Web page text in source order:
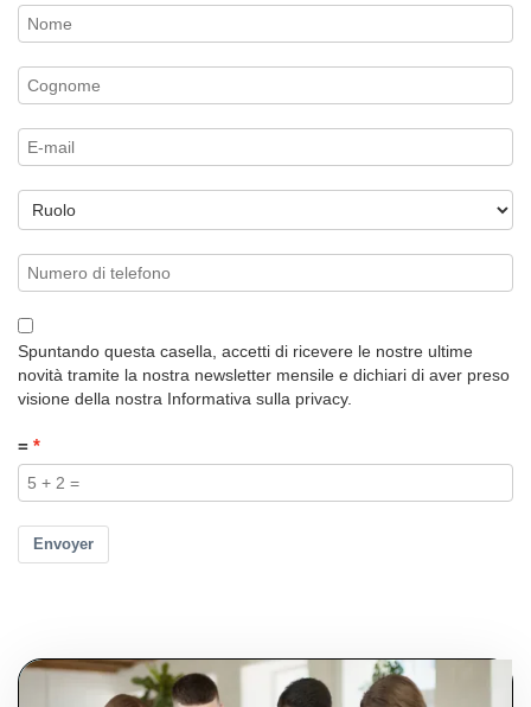
Spuntando questa casella, accetti di ricevere le nostre ultime
novità tramite la nostra newsletter mensile e dichiari di aver preso
visione della nostra Informativa sulla privacy.
=
Envoyer